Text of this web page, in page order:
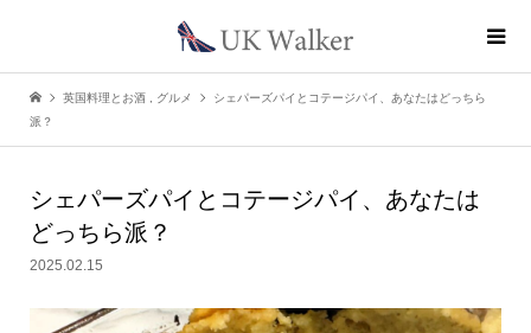
英国料理とお酒 グルメ
シェパーズパイとコテージパイ、あなたはどっちら
派？
シェパーズパイとコテージパイ、あなたは
どっちら派？
2025.02.15